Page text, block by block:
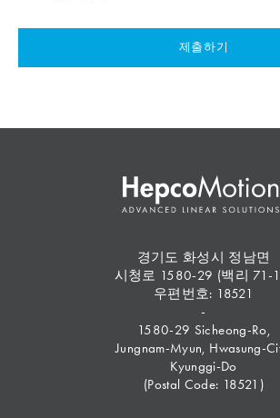
제출하기
경기도 화성시 정남면
시청로 1580-29 (백리 71-
우편번호: 18521
-
1580-29 Sicheong-Ro,
Jungnam-Myun, Hwasung-
Kyunggi-Do
(Postal Code: 18521)